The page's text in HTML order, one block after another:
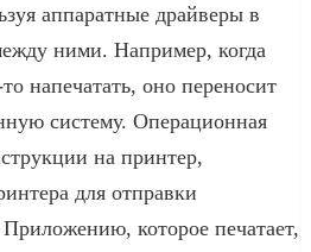
аппаратные драйверы в
ними. Например, когда
напечатать, оно переносит
систему. Операционная
на принтер,
для отправки
которое печатает,